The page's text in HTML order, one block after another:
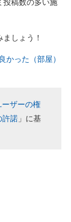
投稿数の多い施
しょう！
かった（部屋）
ーザーの権
許諾 」に基